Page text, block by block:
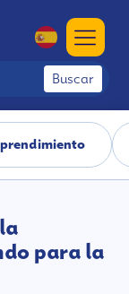
Buscar
para la